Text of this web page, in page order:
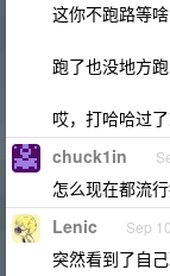
这你不跑路等啥
跑了也没地方跑
哎，打哈哈过
chuck1in
怎么现在都流
Lenic Sep
突然看到了自